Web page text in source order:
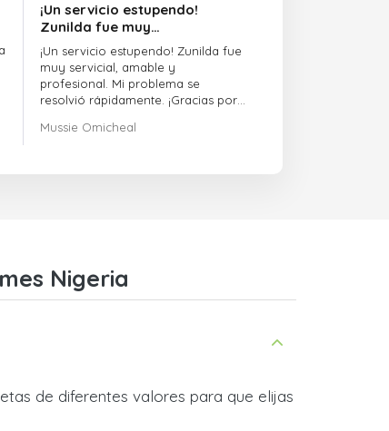
¡Un servicio estupendo!
Zunilda fue muy…
¡Un servicio estupendo! Zunilda fue
muy servicial, amable y
profesional. Mi problema se
resolvió rápidamente. ¡Gracias por
Mussie Omicheal
Nigeria
de diferentes valores para que elijas